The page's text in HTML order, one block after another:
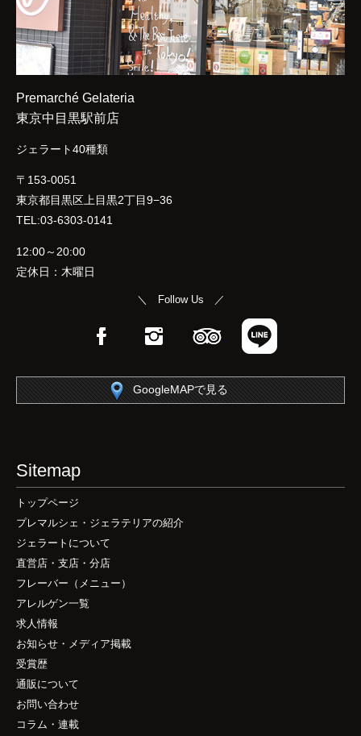
Premarché Gelateria
東京中目黒駅前店
ジェラート40種類
〒153-0051
東京都目黒区上目黒2丁目9−36
TEL:03-6303-0141
12:00～20:00
定休日：木曜日
＼ Follow Us ／
FacebookInstagramTripAdvisor
GoogleMAPで見る
Sitemap
トップページ
プレマルシェ・ジェラテリアの紹介
ジェラートについて
直営店・支店・分店
フレーバー（メニュー）
アレルゲン一覧
求人情報
お知らせ・メディア掲載
受賞歴
通販について
お問い合わせ
コラム・連載